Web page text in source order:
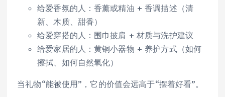
给爱香氛的人：香薰或精油 + 香调描述（清
新、木质、甜香）
给爱穿搭的人：围巾披肩 + 材质与洗护建议
给爱家居的人：黄铜小器物 + 养护方式（如何
擦拭、如何自然氧化）
当礼物“能被使用”，它的价值会远高于“摆着好看”。